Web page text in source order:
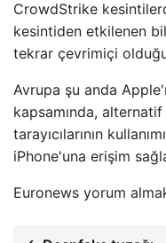
CrowdStrike
kesintiden etkilenen
tekrar çevrimiçi
Avrupa şu anda
kapsamında,
tarayıcılarının
iPhone'una erişim
Euronews yorum